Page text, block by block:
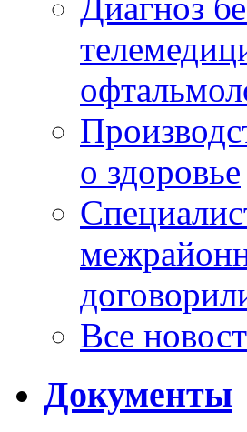
Диагноз
о здоровье
Все
Документы